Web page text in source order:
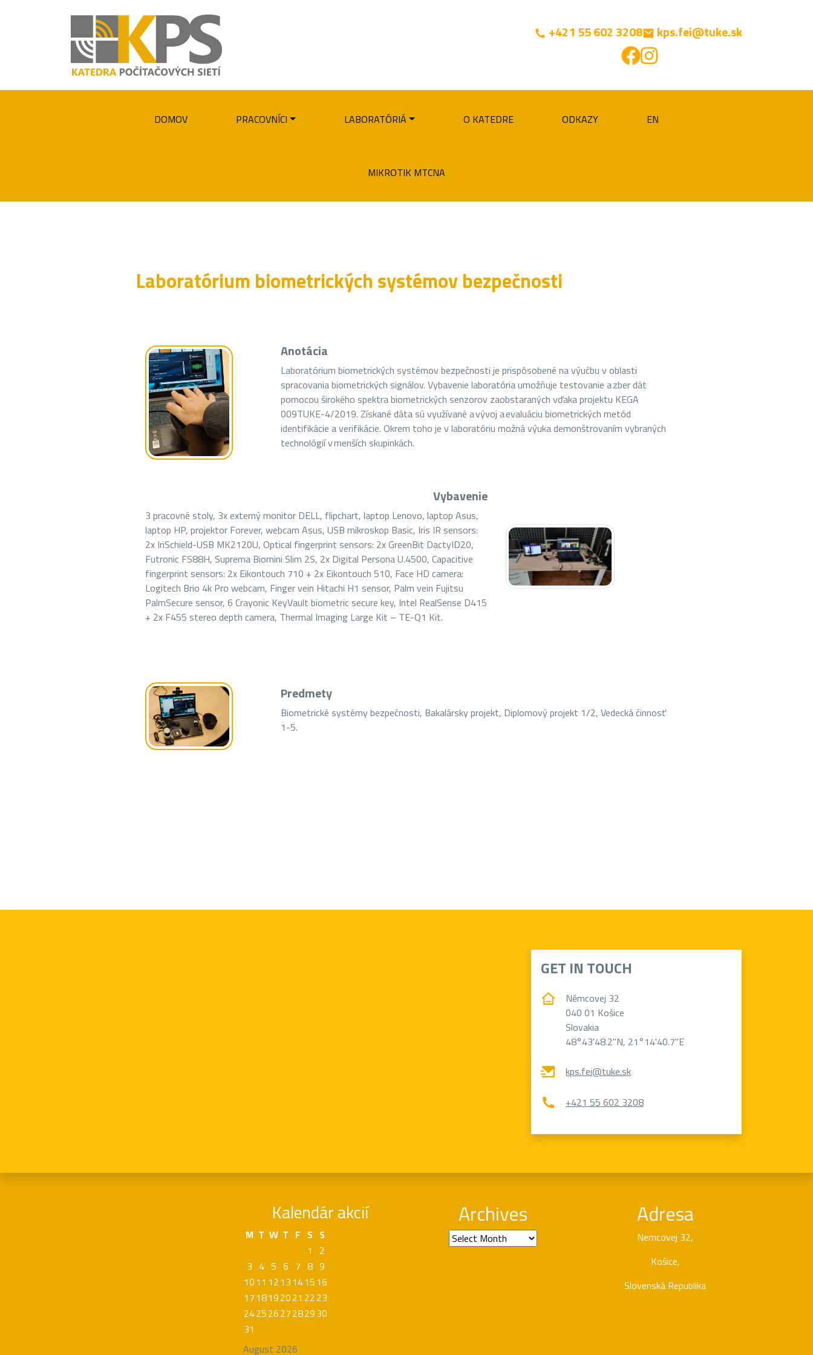
+421 55 602 3208 kps.fei@tuke.sk
DOMOV PRACOVNÍCI LABORATÓRIÁ O KATEDRE ODKAZY EN
MIKROTIK MTCNA
Laboratórium biometrických systémov bezpečnosti
Anotácia
Laboratórium biometrických systémov bezpečnosti je prispôsobené na výučbu v oblasti
spracovania biometrických signálov. Vybavenie laboratória umožňuje testovanie a zber dát
pomocou širokého spektra biometrických senzorov zaobstaraných vďaka projektu KEGA
009TUKE-4/2019. Získané dáta sú využívané a vývoj a evaluáciu biometrických metód
identifikácie a verifikácie. Okrem toho je v laboratóriu možná výuka demonštrovaním vybraných
technológií v menších skupinkách.
Vybavenie
3 pracovné stoly, 3x externý monitor DELL, flipchart, laptop Lenovo, laptop Asus,
laptop HP, projektor Forever, webcam Asus, USB mikroskop Basic, Iris IR sensors:
2x IriSchield-USB MK2120U, Optical fingerprint sensors: 2x GreenBit DactyID20,
Futronic FS88H, Suprema Biomini Slim 2S, 2x Digital Persona U.4500, Capacitive
fingerprint sensors: 2x Eikontouch 710 + 2x Eikontouch 510, Face HD camera:
Logitech Brio 4k Pro webcam, Finger vein Hitachi H1 sensor, Palm vein Fujitsu
PalmSecure sensor, 6 Crayonic KeyVault biometric secure key, Intel RealSense D415
+ 2x F455 stereo depth camera, Thermal Imaging Large Kit – TE-Q1 Kit.
Predmety
Biometrické systémy bezpečnosti, Bakalársky projekt, Diplomový projekt 1/2, Vedecká činnosť
1-5.
GET IN TOUCH
Němcovej 32
040 01 Košice
Slovakia
48°43'48.2"N, 21°14'40.7"E
kps.fei@tuke.sk
+421 55 602 3208
Kalendár akcií
August 2026
M T W T F S S
1
2
3 4 5 6 7 8 9
1011 1213141516
1718192021 2223
24252627282930
31
Archives
Archives
Adresa
Nemcovej 32,
Košice,
Slovenská Republika